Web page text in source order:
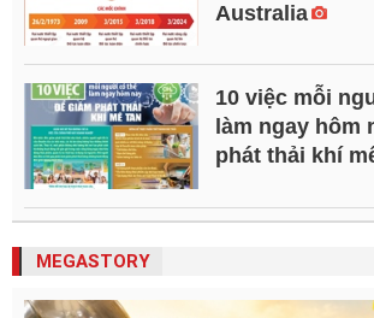
Australia
10 việc mỗi
làm ngay hôm
phát thải khí
MEGASTORY